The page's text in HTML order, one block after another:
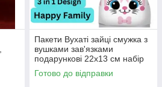
Пакети Вухаті зайці смужка з
вушками зав'язками
подарункові 22х13 см набір
асорті кольорів комплект 10
шт
Готово до відправки